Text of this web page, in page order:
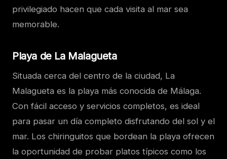
privilegiado hacen que cada visita al mar sea
memorable.
Playa de La Malagueta
Situada cerca del centro de la ciudad, La
Malagueta es la playa más conocida de Málaga.
Con fácil acceso y servicios completos, es ideal
para pasar un día completo disfrutando del sol y el
mar. Los chiringuitos que bordean la playa ofrecen
la oportunidad de probar platos típicos como los